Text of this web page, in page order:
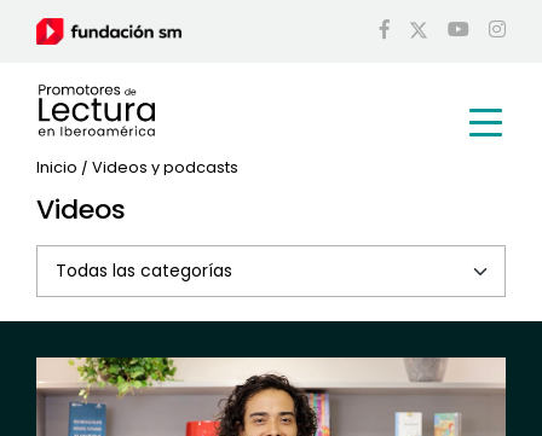
Inicio / Videos y podcasts
Videos